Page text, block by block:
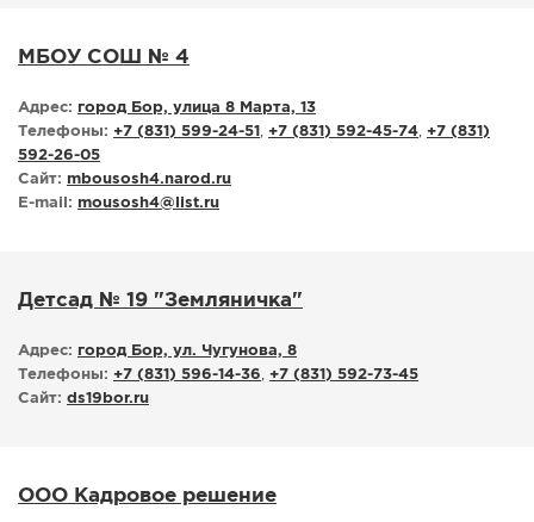
МБОУ СОШ № 4
Адрес: город Бор, улица 8 Марта, 13
Телефоны: +7 (831) 599-24-51 +7 (831) 592-45-74
+7 (831)
592-26-05
Сайт: mbousosh4.narod.ru
E-mail: mousosh4@ list.ru
Детсад № 19 "Земляничка"
Адрес: город Бор, ул. Чугунова, 8
Телефоны: +7 (831) 596-14-36
+7 (831) 592-73-45
Сайт: ds19bor.ru
ООО Кадровое решение